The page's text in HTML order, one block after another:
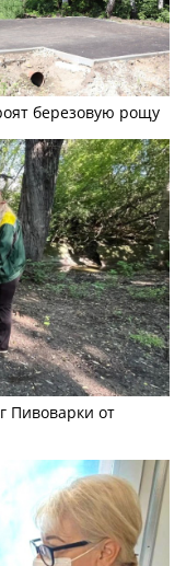
березовую рощу
Пивоварки от